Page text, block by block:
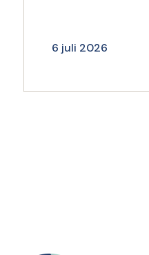
6 juli 2026